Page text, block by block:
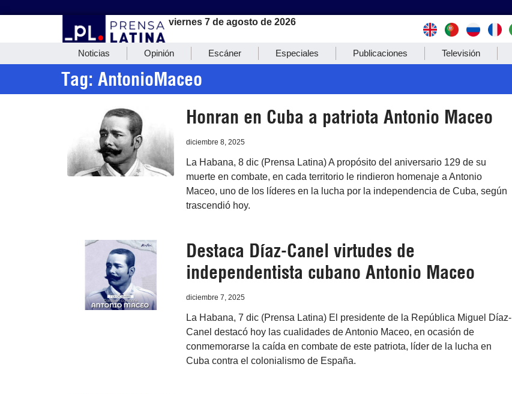
viernes 7 de agosto de 2026
Noticias Opinión Escáner Especiales Publicaciones Televisión
Tag: AntonioMaceo
Honran en Cuba a patriota Antonio Maceo
diciembre 8, 2025
La Habana, 8 dic (Prensa Latina) A propósito del aniversario 129 de su
muerte en combate, en cada territorio le rindieron homenaje a Antonio
Maceo, uno de los líderes en la lucha por la independencia de Cuba, según
trascendió hoy.
Destaca Díaz-Canel virtudes de
independentista cubano Antonio Maceo
diciembre 7, 2025
La Habana, 7 dic (Prensa Latina) El presidente de la República Miguel Díaz-
Canel destacó hoy las cualidades de Antonio Maceo, en ocasión de
conmemorarse la caída en combate de este patriota, líder de la lucha en
Cuba contra el colonialismo de España.